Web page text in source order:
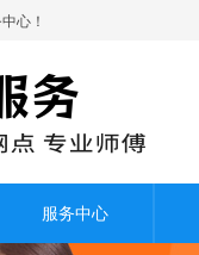
心！
服务中心